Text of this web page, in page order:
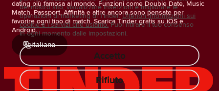
dating più famosa al mondo. Funzioni come Double Date, Music
Match, Passport, Affinità e altre ancora sono pensate per
favorire ogni tipo di match. Scarica Tinder gratis su iOS e
Android.
italiano
del nostro sito, visualizzare inserzioni e migliorare le
operazioni di marketing di Tinder. Ulteriori informazioni sui
cookie e i servizi che usiamo. Puoi ritirare il tuo consenso
in ogni momento dalle impostazioni.
Accetto
Rifiuto